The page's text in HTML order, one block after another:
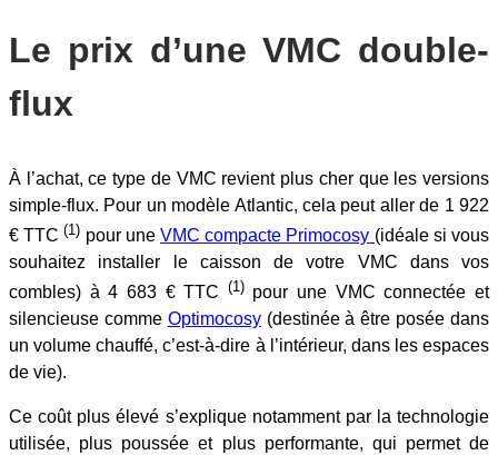
Le prix d’une VMC double-
flux
À l’achat, ce type de VMC revient plus cher que les versions
simple-flux. Pour un modèle Atlantic, cela peut aller de 1 922
€ TTC(1) pour uneVMC compacte Primocosy (idéale si vous
souhaitez installer le caisson de votre VMC dans vos
combles) à 4 683 € TTC (1) pour une VMC connectée et
silencieuse comme Optimocosy(destinée à être posée dans
un volume chauffé, c’est-à-dire à l’intérieur, dans les espaces
de vie).
Ce coût plus élevé s’explique notamment par la technologie
utilisée, plus poussée et plus performante, qui permet de